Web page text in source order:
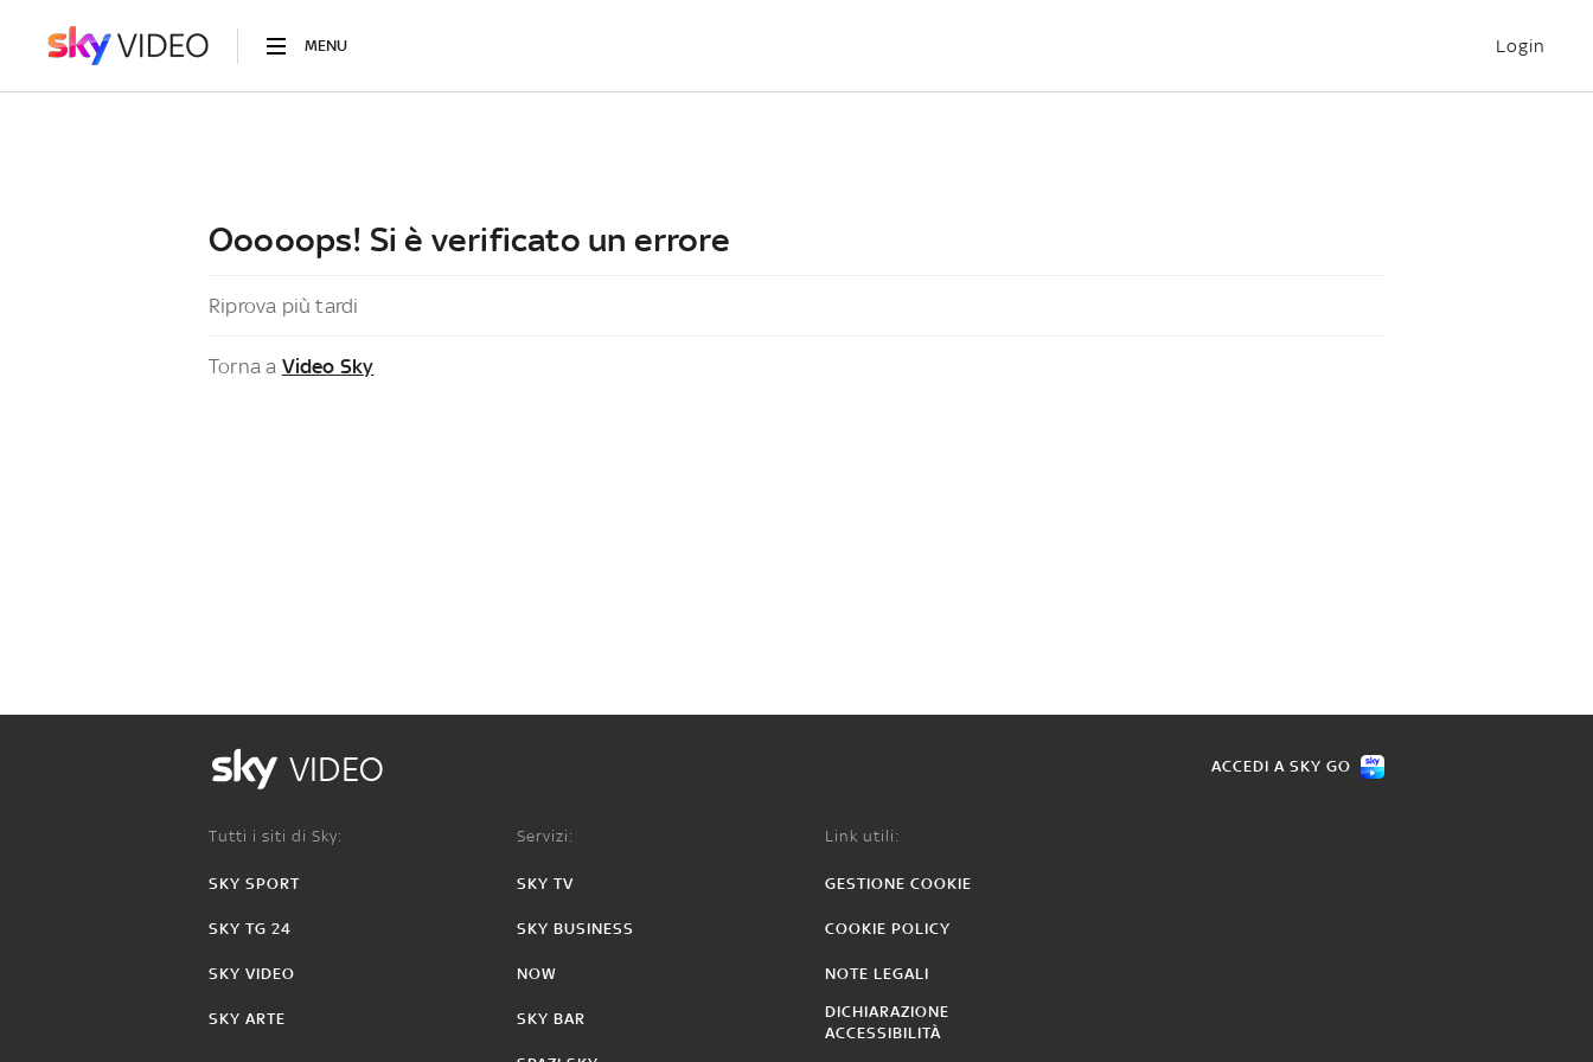
MENU Login
Ooooops! Si è verificato un errore
Riprova più tardi
Torna a Video Sky
VIDEO ACCEDI A SKY GO
Tutti i siti di Sky:
SKY SPORT
SKY TG 24
SKY VIDEO
SKY ARTE
Servizi:
SKY TV
SKY BUSINESS
NOW
SKY BAR
Link utili:
GESTIONE COOKIE
COOKIE POLICY
NOTE LEGALI
DICHIARAZIONE
ACCESSIBILITÀ